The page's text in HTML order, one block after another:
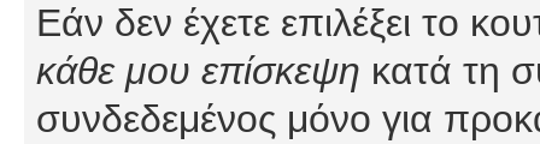
Εάν δεν έχετε επιλέξει το
κάθε μου επίσκεψη κατά τη
συνδεδεμένος μόνο για